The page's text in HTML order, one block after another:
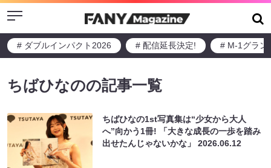
Menu
# ダブルインパクト2026 # 配信延長決定! # M-1グラン
ちばひなのの記事一覧
ちばひなの1st写真集は“少女から大人
へ”向かう1冊! 「大きな成長の一歩を踏み
出せたんじゃないかな」2026.06.12